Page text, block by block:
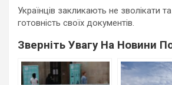
Українців закликають не зволікати
готовність своїх документів.
Зверніть Увагу На Новини